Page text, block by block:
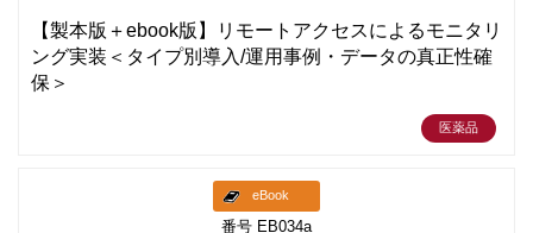
【製本版＋ebook版】リモートアクセスによるモニタリ
ング実装＜タイプ別導入/運用事例・データの真正性確
保＞
医薬品
eBook
番号 EB034a